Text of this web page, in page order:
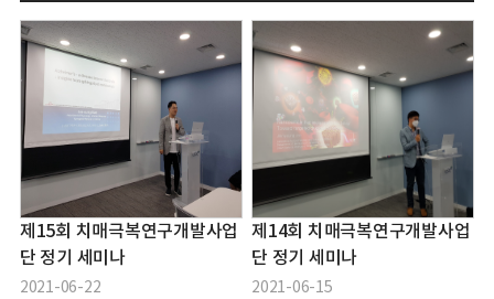
제15회 치매극복연구개발사업
단 정기 세미나
2021-06-22
제14회 치매극복연구개발사업
단 정기 세미나
2021-06-15